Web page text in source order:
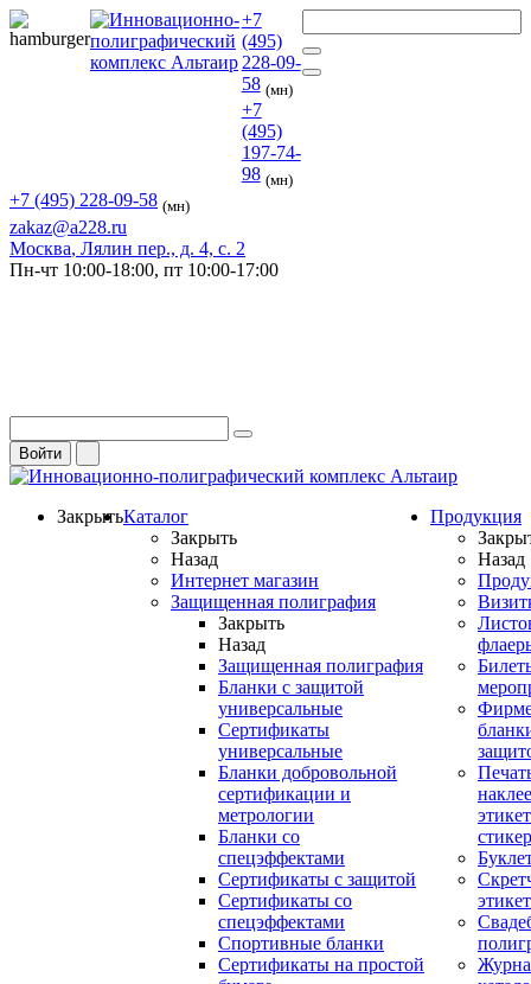
+7
(495)
228-09-
58 (мн)
+7
(495)
197-74-
98 (мн)
+7 (495) 228-09-58 (мн)
zakaz@a228.ru
Москва, Лялин пер., д. 4, с. 2
Пн-чт 10:00-18:00, пт 10:00-17:00
Войти
ЗакрытьКаталог
Закрыть
Назад
Интернет магазин
Защищенная полиграфия
Закрыть
Назад
Защищенная полиграфия
Бланки с защитой
универсальные
Сертификаты
универсальные
Бланки добровольной
сертификации и
метрологии
Бланки со
спецэффектами
Сертификаты с защитой
Сертификаты со
спецэффектами
Спортивные бланки
Cертификаты на простой
Продукция
Назад